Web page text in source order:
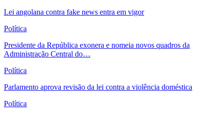
Lei angolana contra fake news entra em vigor
Política
Presidente da República exonera e nomeia novos quadros da
Administração Central do…
Política
Parlamento aprova revisão da lei contra a violência doméstica
Política